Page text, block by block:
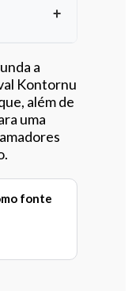
a
Kontornu
além de
uma
fonte